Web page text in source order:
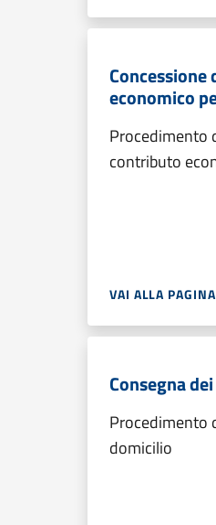
economico
Procedimento
contributo
VAI ALLA PAGINA
Consegna
Procedimento
domicilio